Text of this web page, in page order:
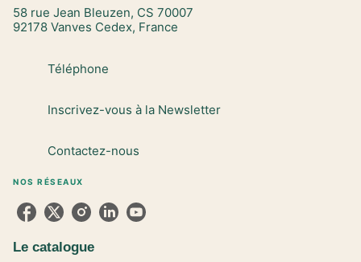
58 rue Jean Bleuzen, CS 70007
92178 Vanves Cedex, France
Téléphone
Inscrivez-vous à la Newsletter
Contactez-nous
NOS RÉSEAUX
Le catalogue